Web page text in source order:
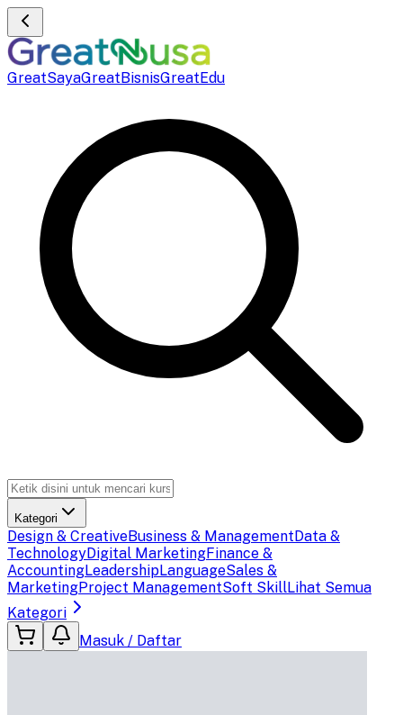
GreatSayaGreatBisnisGreatEdu
Kategori
Design & CreativeBusiness & ManagementData &
TechnologyDigital MarketingFinance &
AccountingLeadershipLanguageSales &
MarketingProject ManagementSoft SkillLihat Semua
Kategori
Masuk / Daftar